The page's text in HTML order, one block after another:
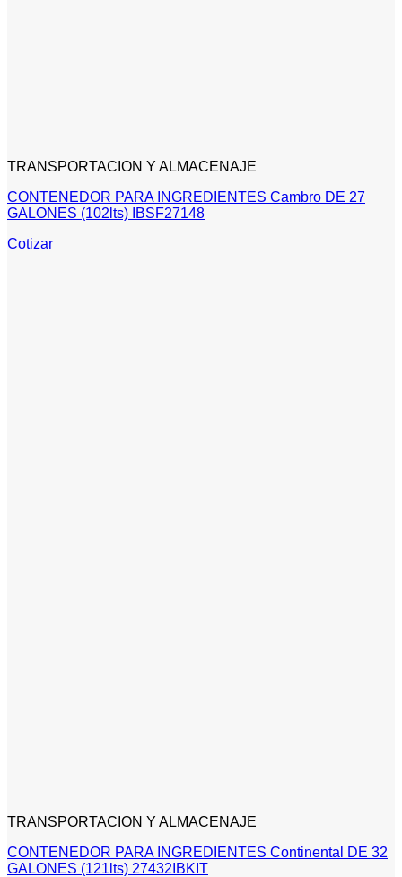
TRANSPORTACION Y ALMACENAJE
CONTENEDOR PARA INGREDIENTES Cambro DE 27
GALONES (102lts) IBSF27148
Cotizar
TRANSPORTACION Y ALMACENAJE
CONTENEDOR PARA INGREDIENTES Continental DE 32
GALONES (121lts) 27432IBKIT